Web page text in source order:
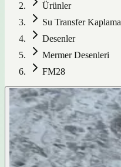
Ürünler
Su Transfer Kaplama
Desenler
Mermer Desenleri
FM28